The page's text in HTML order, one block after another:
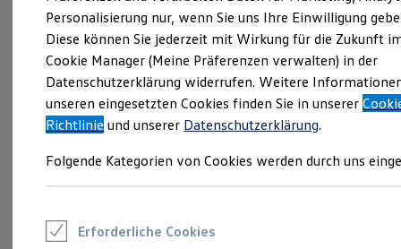
Kombis
Kompaktwagen
Sportwagen
Schnell verfügbare Fahrzeuge
Angebote und Produkte
Aktuelle Angebote
E-Auto-Förderung
Volkswagen Marktplatz
Junge Gebrauchtwagen und Gebrauchtwagen
Saisonangebote
Personalisierung nur, wenn Sie uns Ihre Einwilligung
Diese können Sie jederzeit mit Wirkung für die Zukunft
Cookie Manager (Meine Präferenzen verwalten) in der
Datenschutzerklärung widerrufen. Weitere
unseren eingesetzten Cookies finden Sie in unserer
Richtlinie und unserer Datenschutzerklärung.
Folgende Kategorien von Cookies werden durch uns
Erforderliche Cookies